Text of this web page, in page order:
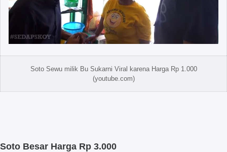
Soto Sewu milik Bu Sukarni Viral karena Harga Rp 1.000
(youtube.com)
Soto Besar Harga Rp 3.000